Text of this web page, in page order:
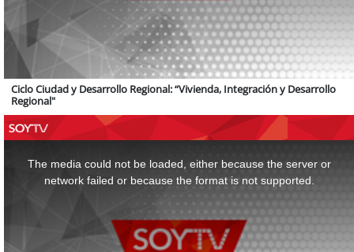
Ciclo Ciudad y Desarrollo Regional: “Vivienda, Integración y Desarrollo
Regional"
The media could not be loaded, either because the server or
network failed or because the format is not supported.